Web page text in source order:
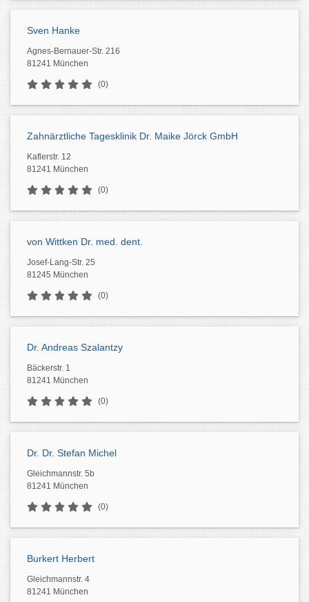
Sven Hanke
Agnes-Bernauer-Str. 216
81241 München
(0)
Zahnärztliche Tagesklinik Dr. Maike Jörck GmbH
Kaflerstr. 12
81241 München
(0)
von Wittken Dr. med. dent.
Josef-Lang-Str. 25
81245 München
(0)
Dr. Andreas Szalantzy
Bäckerstr. 1
81241 München
(0)
Dr. Dr. Stefan Michel
Gleichmannstr. 5b
81241 München
(0)
Burkert Herbert
Gleichmannstr. 4
81241 München